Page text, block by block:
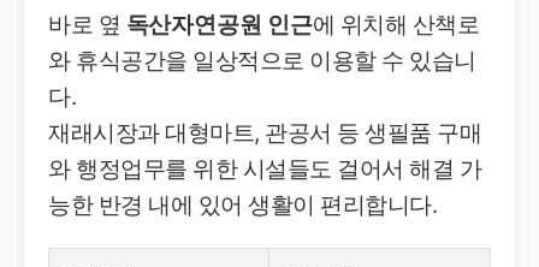
바로 옆 독산자연공원 인근에 위치해 산책로
와 휴식공간을 일상적으로 이용할 수 있습니
다.
재래시장과 대형마트, 관공서 등 생필품 구매
와 행정업무를 위한 시설들도 걸어서 해결 가
능한 반경 내에 있어 생활이 편리합니다.